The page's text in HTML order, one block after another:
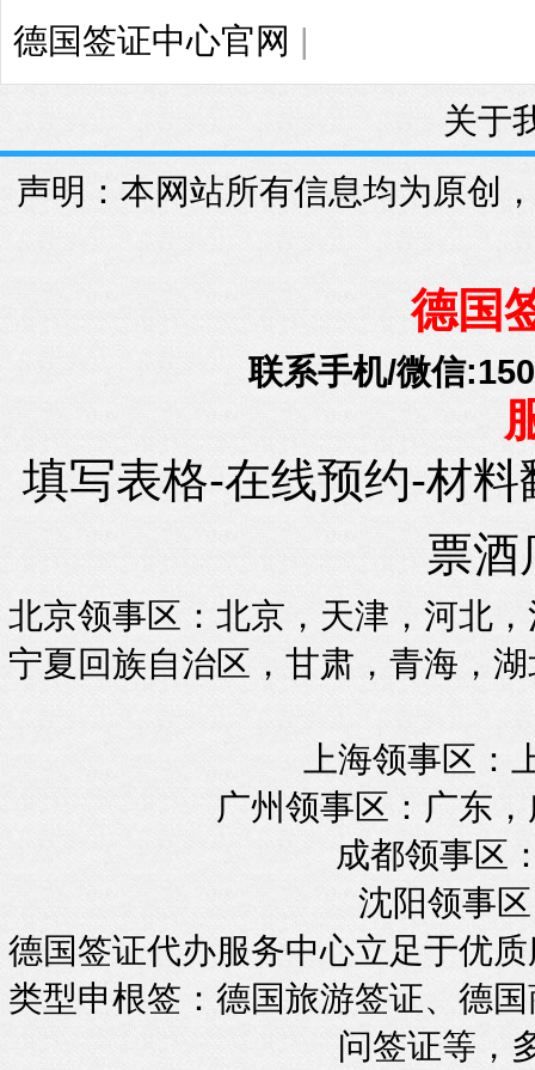
德国签证中心官网 |
关于
声明：本网站所有信息均为原创，
德国
联系手机/微信
填写表格-在线预约-材
票酒
北京领事区：北京，天津，河北
宁夏回族自治区，甘肃，青海，
上海领事区：
广州领事区：广东
成都领事区
沈阳领事
德国签证代办服务中心立足于优
类型申根签：德国旅游签证、德
问签证等，